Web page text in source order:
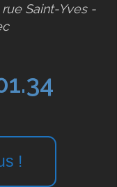
Saint-Yves -
!